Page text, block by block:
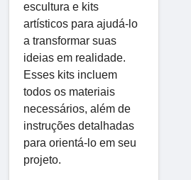
escultura e kits
artísticos para ajudá-lo
a transformar suas
ideias em realidade.
Esses kits incluem
todos os materiais
necessários, além de
instruções detalhadas
para orientá-lo em seu
projeto.